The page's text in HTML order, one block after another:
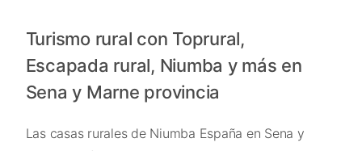
Turismo rural con Toprural,
Escapada rural, Niumba y más en
Sena y Marne provincia
Las casas rurales de Niumba España en Sena y